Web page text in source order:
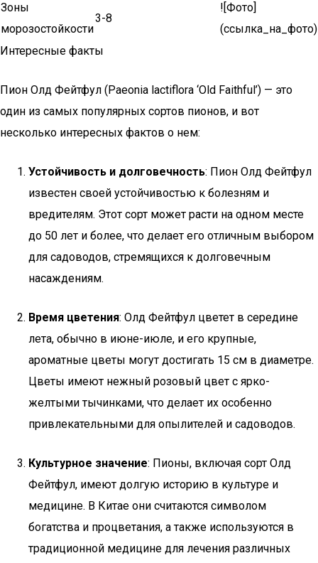
Зоны
морозостойкости
3-8
![Фото]
(ссылка_на_фото)
Интересные факты
Пион Олд Фейтфул (Paeonia lactiflora ‘Old Faithful’) — это
один из самых популярных сортов пионов, и вот
несколько интересных фактов о нем:
Устойчивость и долговечность: Пион Олд Фейтфул
известен своей устойчивостью к болезням и
вредителям. Этот сорт может расти на одном месте
до 50 лет и более, что делает его отличным выбором
для садоводов, стремящихся к долговечным
насаждениям.
Время цветения: Олд Фейтфул цветет в середине
лета, обычно в июне-июле, и его крупные,
ароматные цветы могут достигать 15 см в диаметре.
Цветы имеют нежный розовый цвет с ярко-
желтыми тычинками, что делает их особенно
привлекательными для опылителей и садоводов.
Культурное значение: Пионы, включая сорт Олд
Фейтфул, имеют долгую историю в культуре и
медицине. В Китае они считаются символом
богатства и процветания, а также используются в
традиционной медицине для лечения различных